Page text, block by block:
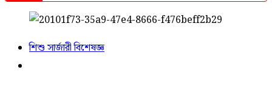
শিশু সার্জারী বিশেষজ্ঞ